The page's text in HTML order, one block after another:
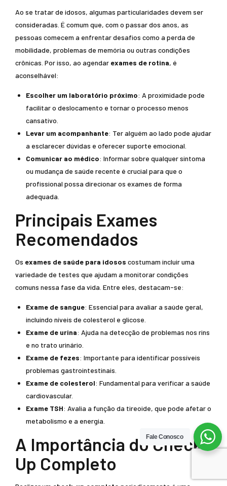
Ao se tratar de idosos, algumas particularidades devem ser
consideradas. É comum que, com o passar dos anos, as
pessoas comecem a enfrentar desafios como a perda de
mobilidade, problemas de memória ou outras condições
crônicas. Por isso, ao agendar exames de rotina, é
aconselhável:
Escolher um laboratório próximo: A proximidade pode
facilitar o deslocamento e tornar o processo menos
cansativo.
Levar um acompanhante: Ter alguém ao lado pode ajudar
a esclarecer dúvidas e oferecer suporte emocional.
Comunicar ao médico: Informar sobre qualquer sintoma
ou mudança de saúde recente é crucial para que o
profissional possa direcionar os exames de forma
adequada.
Principais Exames
Recomendados
Os exames de saúde para idosos costumam incluir uma
variedade de testes que ajudam a monitorar condições
comuns nessa fase da vida. Entre eles, destacam-se:
Exame de sangue: Essencial para avaliar a saúde geral,
incluindo níveis de colesterol e glicose.
Exame de urina: Ajuda na detecção de problemas nos rins
e no trato urinário.
Exame de fezes: Importante para identificar possíveis
problemas gastrointestinais.
Exame de colesterol: Fundamental para verificar a saúde
cardiovascular.
Exame TSH: Avalia a função da tireoide, que pode afetar o
metabolismo e a energia.
A Importância do Check-
Up Completo
Fale Conosco